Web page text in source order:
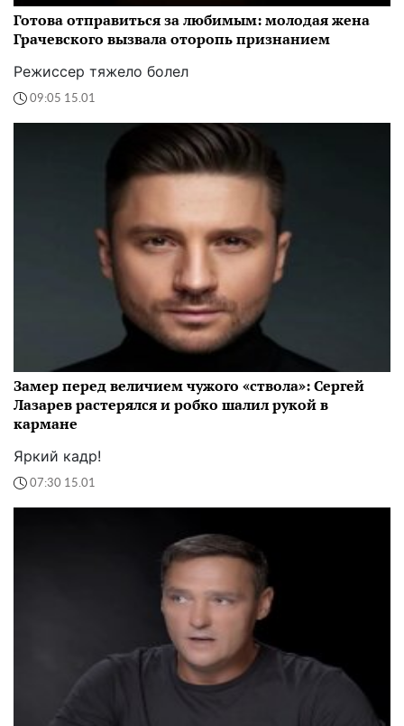
Готова отправиться за любимым: молодая жена
Грачевского вызвала оторопь признанием
Режиссер тяжело болел
09:05 15.01
Замер перед величием чужого «ствола»: Сергей
Лазарев растерялся и робко шалил рукой в
кармане
Яркий кадр!
07:30 15.01